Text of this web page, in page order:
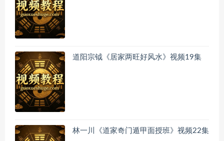
道阳宗钺《居家两旺好风水》视频19集
林一川《道家奇门遁甲面授班》视频22集